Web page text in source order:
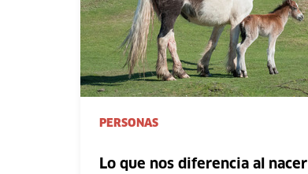
PERSONAS
Lo que nos diferencia al nacer